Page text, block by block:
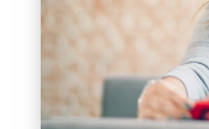
Mental Health, and
Wellness